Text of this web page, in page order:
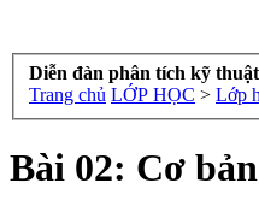
Diễn đàn phân tích kỹ
Trang chủ LỚP HỌC > Lớp
Bài 02: Cơ